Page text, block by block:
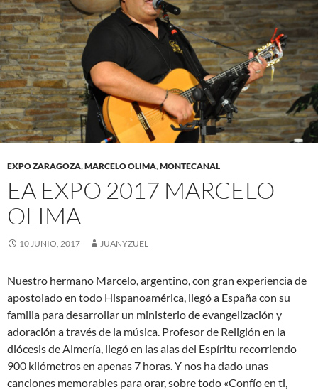
EXPO ZARAGOZA,MARCELO OLIMA,MONTECANAL
EA EXPO 2017 MARCELO
OLIMA
10 JUNIO, 2017 JUANYZUEL
Nuestro hermano Marcelo, argentino, con gran experiencia de
apostolado en todo Hispanoamérica, llegó a España con su
familia para desarrollar un ministerio de evangelización y
adoración a través de la música. Profesor de Religión en la
diócesis de Almería, llegó en las alas del Espíritu recorriendo
900 kilómetros en apenas 7 horas. Y nos ha dado unas
canciones memorables para orar, sobre todo «Confío en ti,